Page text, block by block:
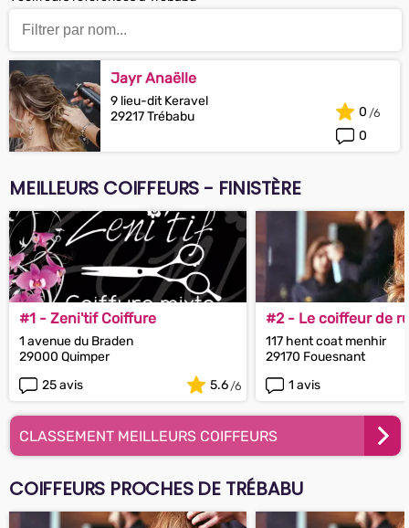
Jayr Anaëlle
9 lieu-dit Keravel
29217 Trébabu
0
0
MEILLEURS COIFFEURS - FINISTÈRE
#1 - Zeni'tif Coiffure
1 avenue du Braden
29000 Quimper
25 avis
5.6
#2 - Le coiffeur de
117 hent coat menhir
29170 Fouesnant
1 avis
CLASSEMENT MEILLEURS COIFFEURS
COIFFEURS PROCHES DE TRÉBABU